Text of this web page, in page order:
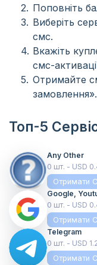
Поповніть
Виберіть
смс.
Вкажіть
смс-
Отримайте
замовлення».
Топ-5
Any Other
0 шт. - USD
Отримати
Google,
0 шт. - USD
Отримати
Telegram
0 шт. - USD
Отримати